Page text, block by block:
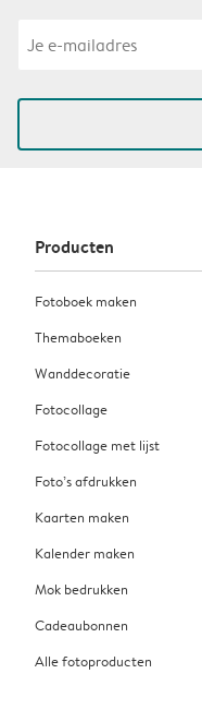
Producten
Fotoboek maken
Themaboeken
Wanddecoratie
Fotocollage
Fotocollage met lijst
Foto’s afdrukken
Kaarten maken
Kalender maken
Mok bedrukken
Cadeaubonnen
Alle fotoproducten